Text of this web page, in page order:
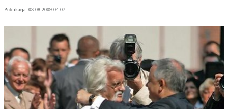
Publikacja: 03.08.2009 04:07